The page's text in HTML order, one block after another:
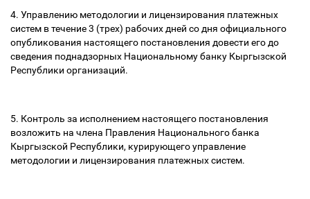
4. Управлению методологии и лицензирования платежных
систем в течение 3 (трех) рабочих дней со дня официального
опубликования настоящего постановления довести его до
сведения поднадзорных Национальному банку Кыргызской
Республики организаций.
5. Контроль за исполнением настоящего постановления
возложить на члена Правления Национального банка
Кыргызской Республики, курирующего управление
методологии и лицензирования платежных систем.